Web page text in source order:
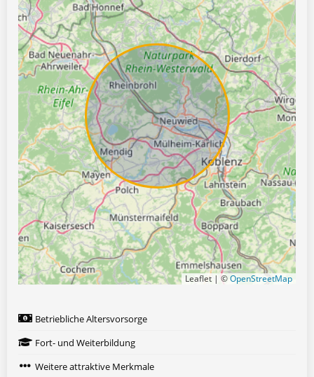
Leaflet | ©OpenStreetMap
Betriebliche Altersvorsorge
Fort- und Weiterbildung
Weitere attraktive Merkmale